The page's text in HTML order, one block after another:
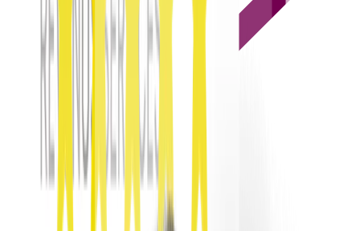
Vídeo, fotos, texto por equipamento